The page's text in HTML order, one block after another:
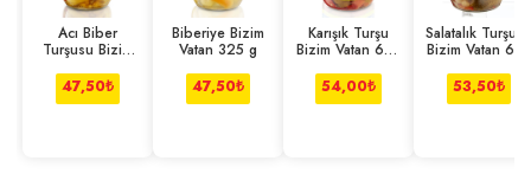
Acı Biber
Turşusu Bizim
47,50₺
Biberiye Bizim
Vatan 325 g
47,50₺
Karışık Turşu
Bizim Vatan 680
54,00₺
Salatalık Turşusu
Bizim Vatan 670
53,50₺